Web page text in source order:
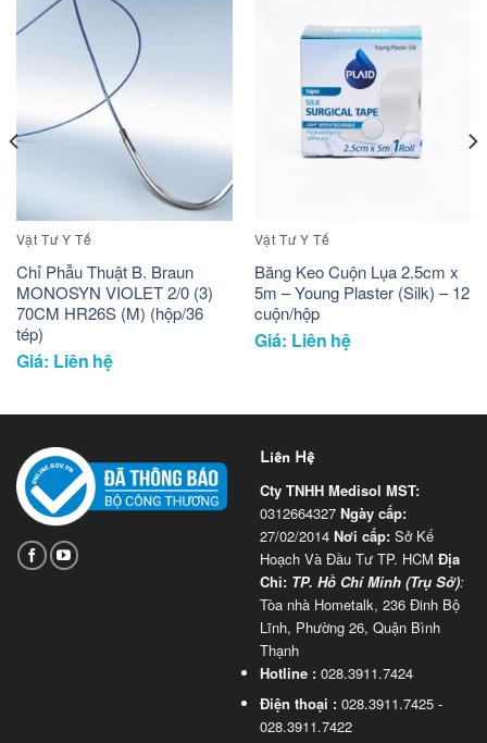
Vật Tư Y Tế
Chỉ Phẫu Thuật B. Braun
MONOSYN VIOLET 2/0 (3)
70CM HR26S (M) (hộp/36
tép)
Giá: Liên hệ
Vật Tư Y Tế
Băng Keo Cuộn Lụa 2.5cm x
5m – Young Plaster (Silk) – 12
cuộn/hộp
Giá: Liên hệ
Liên Hệ
Cty TNHH Medisol MST:
0312664327 Ngày cấp:
27/02/2014 Nơi cấp: Sở Kế
Hoạch Và Đầu Tư TP. HCM Địa
Chỉ: TP. Hồ Chí Minh (Trụ Sở):
Tòa nhà Hometalk, 236 Đinh Bộ
Lĩnh, Phường 26, Quận Bình
Thạnh
Hotline : 028.3911.7424
Điện thoại : 028.3911.7425 -
028.3911.7422